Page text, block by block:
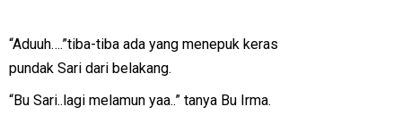
“Aduuh….”tiba-tiba ada yang menepuk keras
pundak Sari dari belakang.
“Bu Sari..lagi melamun yaa..” tanya Bu Irma.